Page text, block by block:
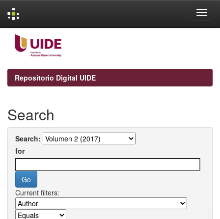
navigation
Repositorio Digital UIDE
Search
Search:
for
Current filters: